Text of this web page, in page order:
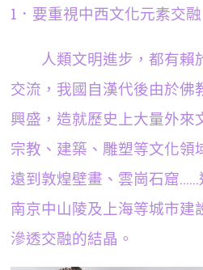
1．要重視中西文化元素交融
人類文明進步，都有賴
交流，我國自漢代後由於佛
興盛，造就歷史上大量外來
宗教、建築、雕塑等文化領
遠到敦煌壁畫、雲崗石窟……
南京中山陵及上海等城市建
滲透交融的結晶。